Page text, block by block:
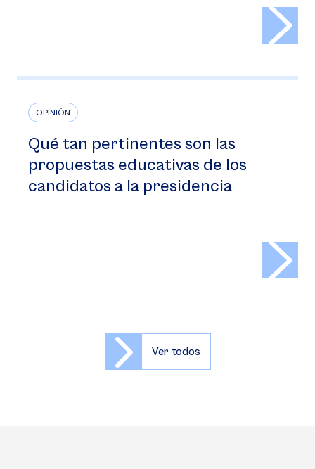
OPINIÓN
Qué tan pertinentes son las
propuestas educativas de los
candidatos a la presidencia
Ver todos